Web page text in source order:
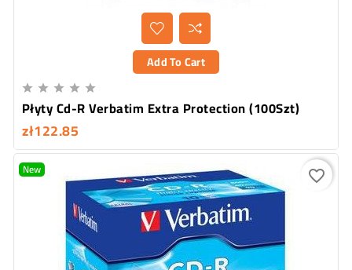
Add To Cart
    
Płyty Cd-R Verbatim Extra Protection (100Szt)
zł122.85
New favorite_border